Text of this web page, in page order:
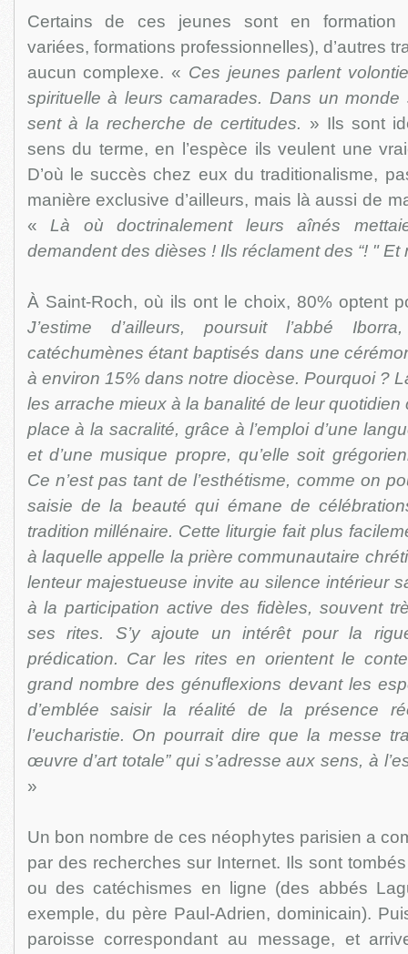
Certains de ces jeunes sont en formation
variées, formations professionnelles), d’autres
aucun complexe. « Ces jeunes parlent
spirituelle à leurs camarades. Dans un
sent à la recherche de certitudes. » Ils sont
sens du terme, en l’espèce ils veulent une
D’où le succès chez eux du traditionalisme,
manière exclusive d’ailleurs, mais là aussi de
« Là où doctrinalement leurs aînés
demandent des dièses ! Ils réclament des “! " Et
À Saint-Roch, où ils ont le choix, 80% optent
J’estime d’ailleurs, poursuit l’abbé
catéchumènes étant baptisés dans une
à environ 15% dans notre diocèse. Pourquoi ?
les arrache mieux à la banalité de leur quotidien
place à la sacralité, grâce à l’emploi d’une
et d’une musique propre, qu’elle soit
Ce n’est pas tant de l’esthétisme, comme on
saisie de la beauté qui émane de
tradition millénaire. Cette liturgie fait plus
à laquelle appelle la prière communautaire
lenteur majestueuse invite au silence intérieur
à la participation active des fidèles, souvent
ses rites. S’y ajoute un intérêt pour la
prédication. Car les rites en orientent le
grand nombre des génuflexions devant les
d’emblée saisir la réalité de la présence
l’eucharistie. On pourrait dire que la messe
œuvre d’art totale” qui s’adresse aux sens, à
»
Un bon nombre de ces néophytes parisien a
par des recherches sur Internet. Ils sont
ou des catéchismes en ligne (des abbés
exemple, du père Paul-Adrien, dominicain).
paroisse correspondant au message, et